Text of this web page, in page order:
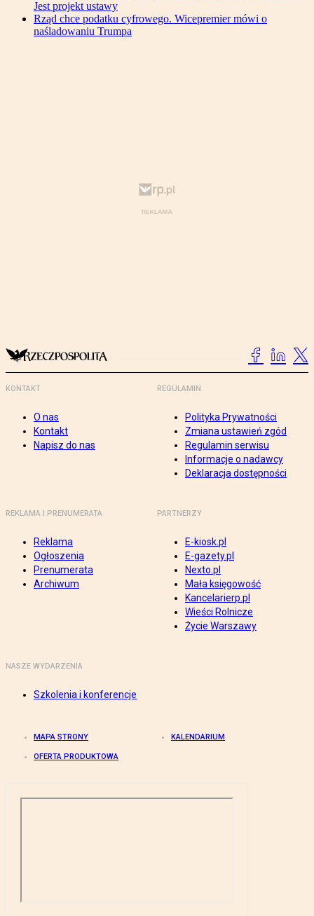
Jest projekt ustawy
Rząd chce podatku cyfrowego. Wicepremier mówi o
naśladowaniu Trumpa
KONTAKT
O nas
Kontakt
Napisz do nas
REGULAMIN
Polityka Prywatności
Zmiana ustawień zgód
Regulamin serwisu
Informacje o nadawcy
Deklaracja dostępności
REKLAMA I PRENUMERATA
Reklama
Ogłoszenia
Prenumerata
Archiwum
PARTNERZY
E-kiosk.pl
E-gazety.pl
Nexto.pl
Mała księgowość
Kancelarierp.pl
Wieści Rolnicze
Życie Warszawy
NASZE WYDARZENIA
Szkolenia i konferencje
MAPA STRONY KALENDARIUM
OFERTA PRODUKTOWA